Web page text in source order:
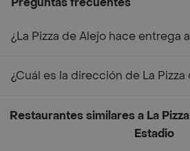
¿La Pizza de Alejo hace entrega
¿Cuál es la dirección de La Pizza
Restaurantes similares a La
Estadio